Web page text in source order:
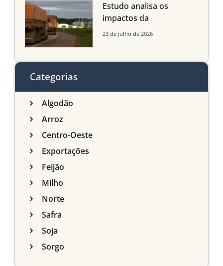
Estudo analisa os
impactos da
infraestrutura logística
do Sul
23 de julho de 2026
Categorias
Algodão
Arroz
Centro-Oeste
Exportações
Feijão
Milho
Norte
Safra
Soja
Sorgo